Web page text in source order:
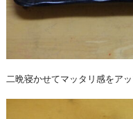
二晩寝かせてマッタリ感をア